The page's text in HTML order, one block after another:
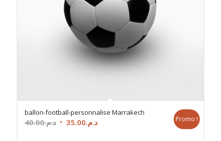
ballon-football-personnalise Marrakech
د.م.40.00
Le
د.م.35.00
Le
Promo !